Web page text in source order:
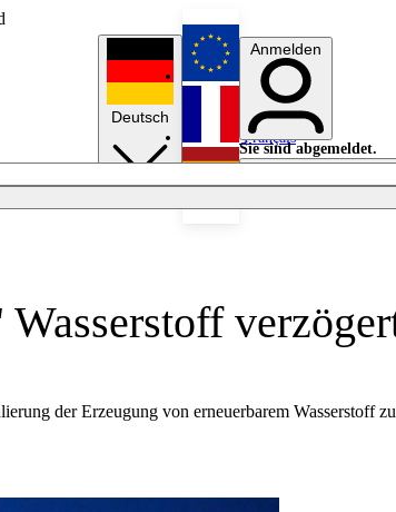
Deutsch
English
Français
Anmelden
Sie sind abgemeldet.
Licht aus
der Erzeugung von erneuerbarem Wasserstoff